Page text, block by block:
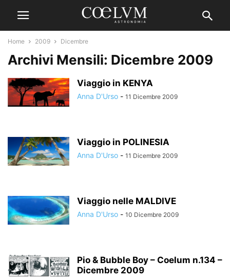
Home 2009 Dicembre
Archivi Mensili: Dicembre 2009
Viaggio in KENYA
Anna D'Urso - 11 Dicembre 2009
Viaggio in POLINESIA
Anna D'Urso - 11 Dicembre 2009
Viaggio nelle MALDIVE
Anna D'Urso - 10 Dicembre 2009
Pio & Bubble Boy – Coelum n.134 –
Dicembre 2009